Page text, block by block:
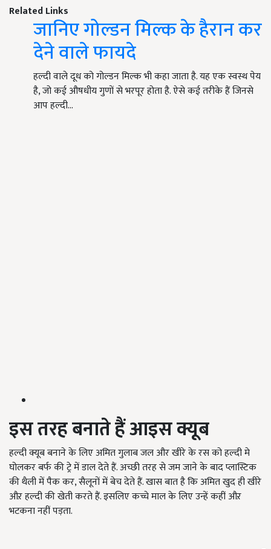
Related Links
जानिए गोल्डन मिल्क के हैरान कर
देने वाले फायदे
हल्दी वाले दूध को गोल्डन मिल्क भी कहा जाता है. यह एक स्वस्थ पेय
है, जो कई औषधीय गुणों से भरपूर होता है. ऐसे कई तरीके हैं जिनसे
आप हल्दी…
इस तरह बनाते हैं आइस क्यूब
हल्दी क्यूब बनाने के लिए अमित गुलाब जल और खीरे के रस को हल्दी‍ मे
घोलकर बर्फ की ट्रे में डाल देते हैं. अच्छी‍ तरह से जम जाने के बाद प्लास्टिक
की थैली में पैक कर, सैलूनों में बेच देते हैं. खास बात है कि अमित खुद ही खीरे
औऱ हल्दी की खेती करते हैं. इसलिए कच्चे माल के लिए उन्हें कहीं औऱ
भटकना नहीं पड़ता.